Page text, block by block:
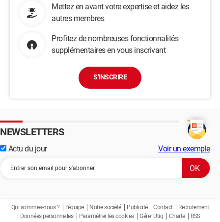
Mettez en avant votre expertise et aidez les
autres membres
Profitez de nombreuses fonctionnalités
supplémentaires en vous inscrivant
S'INSCRIRE
NEWSLETTERS
Actu du jour Voir un exemple
Qui sommes-nous ? L'équipe Notre société Publicité Contact
Recrutement
Données personnelles
Paramétrer les cookies Gérer Utiq Charte
RSS